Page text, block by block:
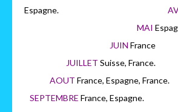
Espagne.
MAI
JUIN
JUILLET Suisse,
AOUT France,
SEPTEMBRE France,